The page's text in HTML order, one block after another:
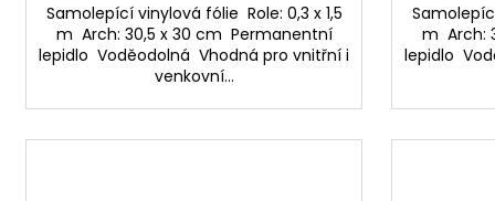
Samolepící vinylová fólie Role: 0,3 x 1,5
m Arch: 30,5 x 30 cm Permanentní
lepidlo Voděodolná Vhodná pro vnitřní i
venkovní...
m Arch:
lepidlo